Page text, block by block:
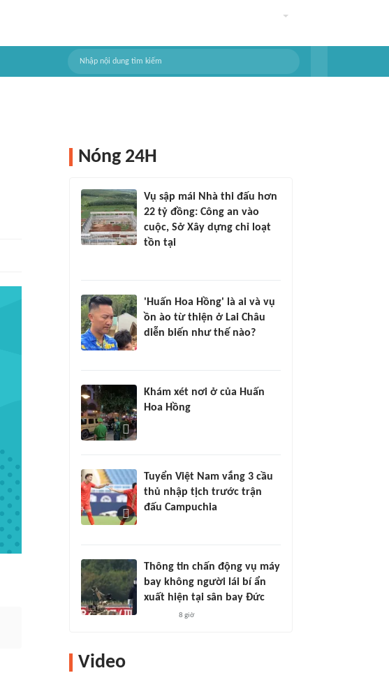
Nóng 24H
Vụ sập mái Nhà thi đấu hơn
22 tỷ đồng: Công an vào
cuộc, Sở Xây dựng chỉ loạt
tồn tại
'Huấn Hoa Hồng' là ai và vụ
ồn ào từ thiện ở Lai Châu
diễn biến như thế nào?
Khám xét nơi ở của Huấn
Hoa Hồng
Tuyển Việt Nam vắng 3 cầu
thủ nhập tịch trước trận
đấu Campuchia
Thông tin chấn động vụ máy
bay không người lái bí ẩn
xuất hiện tại sân bay Đức
8 giờ
Video